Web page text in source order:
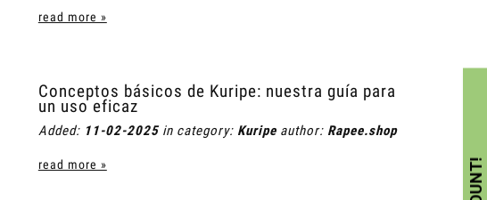
read more »
Conceptos básicos de Kuripe: nuestra guía para
un uso eficaz
Added: 11-02-2025in category: Kuripeauthor: Rapee.shop
read more »